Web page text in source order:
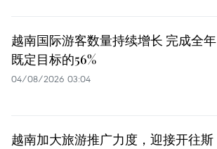
越南国际游客数量持续增长 完成全年
既定目标的56%
04/08/2026 03:04
越南加大旅游推广力度，迎接开往斯